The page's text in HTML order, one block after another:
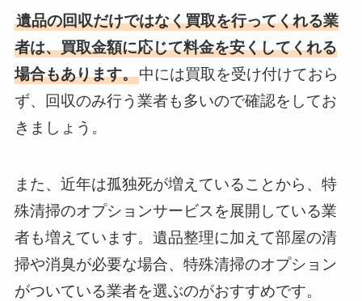
遺品の回収だけではなく買取を行ってくれる業
者は、買取金額に応じて料金を安くしてくれる
場合もあります。中には買取を受け付けておら
ず、回収のみ行う業者も多いので確認をしてお
きましょう。
また、近年は孤独死が増えていることから、特
殊清掃のオプションサービスを展開している業
者も増えています。遺品整理に加えて部屋の清
掃や消臭が必要な場合、特殊清掃のオプション
がついている業者を選ぶのがおすすめです。